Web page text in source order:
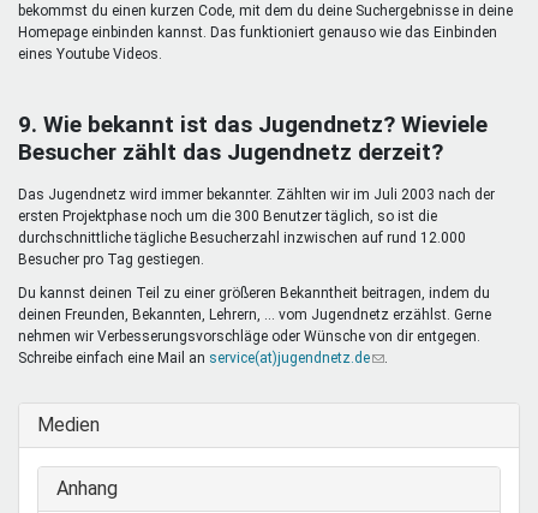
bekommst du einen kurzen Code, mit dem du deine Suchergebnisse in deine
Homepage einbinden kannst. Das funktioniert genauso wie das Einbinden
eines Youtube Videos.
9. Wie bekannt ist das Jugendnetz? Wieviele
Besucher zählt das Jugendnetz derzeit?
Das Jugendnetz wird immer bekannter. Zählten wir im Juli 2003 nach der
ersten Projektphase noch um die 300 Benutzer täglich, so ist die
durchschnittliche tägliche Besucherzahl inzwischen auf rund 12.000
Besucher pro Tag gestiegen.
Du kannst deinen Teil zu einer größeren Bekanntheit beitragen, indem du
deinen Freunden, Bekannten, Lehrern, ... vom Jugendnetz erzählst. Gerne
nehmen wir Verbesserungsvorschläge oder Wünsche von dir entgegen.
Schreibe einfach eine Mail an service(at)jugendnetz.de(Link
E-
Medien
Anhang